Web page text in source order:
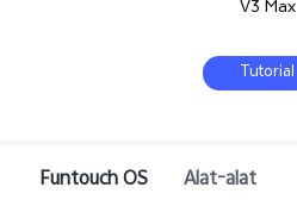
V3 Max
Tutorial
Funtouch OS Alat-alat